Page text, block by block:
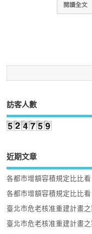
閱讀全文
訪客人數
近期文章
各都市增額容積規定比比
各都市增額容積規定比比
臺北市危老核准重建計畫
臺北市危老核准重建計畫